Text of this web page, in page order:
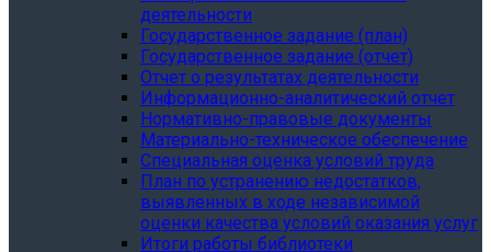
деятельности
Государственное задание (план)
Государственное задание (отчет)
Отчет о результатах деятельности
Информационно-аналитический отчет
Нормативно-правовые документы
Материально-техническое обеспечение
Специальная оценка условий труда
План по устранению недостатков,
выявленных в ходе независимой
оценки качества условий оказания услуг
Итоги работы библиотеки